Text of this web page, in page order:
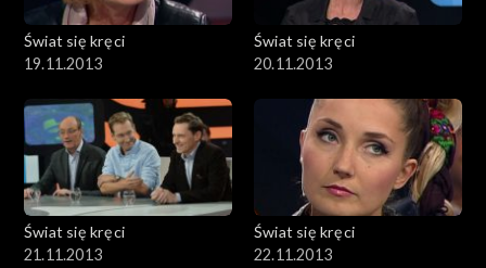
Świat się kręci
19.11.2013
Świat się kręci
20.11.2013
Świat się kręci
21.11.2013
Świat się kręci
22.11.2013